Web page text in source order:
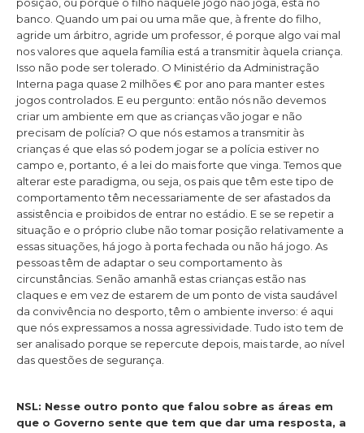
posição, ou porque o filho naquele jogo não joga, está no
banco. Quando um pai ou uma mãe que, à frente do filho,
agride um árbitro, agride um professor, é porque algo vai mal
nos valores que aquela família está a transmitir àquela criança.
Isso não pode ser tolerado. O Ministério da Administração
Interna paga quase 2 milhões € por ano para manter estes
jogos controlados. E eu pergunto: então nós não devemos
criar um ambiente em que as crianças vão jogar e não
precisam de polícia? O que nós estamos a transmitir às
crianças é que elas só podem jogar se a polícia estiver no
campo e, portanto, é a lei do mais forte que vinga. Temos que
alterar este paradigma, ou seja, os pais que têm este tipo de
comportamento têm necessariamente de ser afastados da
assistência e proibidos de entrar no estádio. E se se repetir a
situação e o próprio clube não tomar posição relativamente a
essas situações, há jogo à porta fechada ou não há jogo. As
pessoas têm de adaptar o seu comportamento às
circunstâncias. Senão amanhã estas crianças estão nas
claques e em vez de estarem de um ponto de vista saudável
da convivência no desporto, têm o ambiente inverso: é aqui
que nós expressamos a nossa agressividade. Tudo isto tem de
ser analisado porque se repercute depois, mais tarde, ao nível
das questões de segurança.
NSL: Nesse outro ponto que falou sobre as áreas em
que o Governo sente que tem que dar uma resposta, a